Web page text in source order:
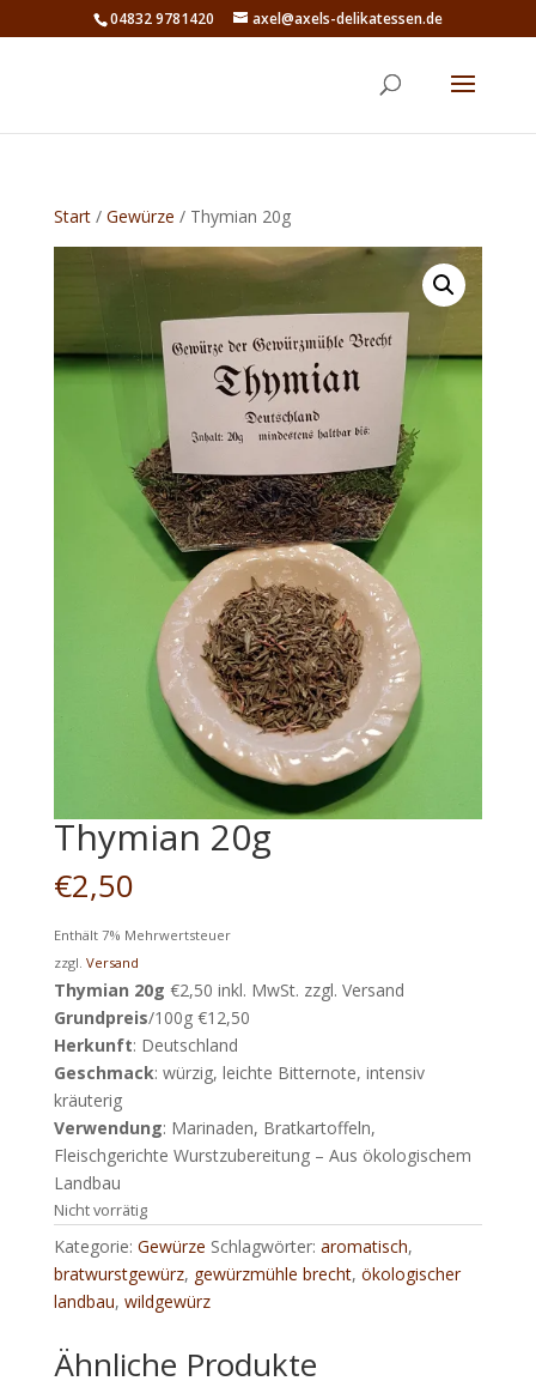
04832 9781420 axel@axels-delikatessen.de
Start/ Gewürze / Thymian 20g
Thymian 20g
€2,50
Enthält 7% Mehrwertsteuer
zzgl. Versand
Thymian 20g €2,50 inkl. MwSt. zzgl. Versand
Grundpreis/100g €12,50
Herkunft: Deutschland
Geschmack: würzig, leichte Bitternote, intensiv
kräuterig
Verwendung: Marinaden, Bratkartoffeln,
Fleischgerichte Wurstzubereitung – Aus ökologischem
Landbau
Nicht vorrätig
Kategorie: Gewürze Schlagwörter: aromatisch,
bratwurstgewürz, gewürzmühle brecht, ökologischer
landbau, wildgewürz
Ähnliche Produkte